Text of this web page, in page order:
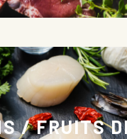
/ FRUITS